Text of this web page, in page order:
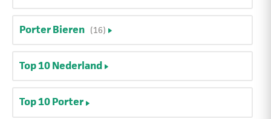
Porter Bieren (16)
Top 10 Nederland
Top 10 Porter